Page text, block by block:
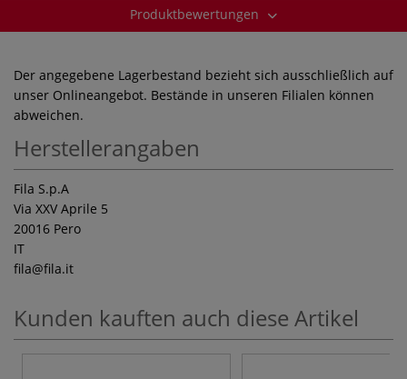
Produktbewertungen
Der angegebene Lagerbestand bezieht sich ausschließlich auf
unser Onlineangebot. Bestände in unseren Filialen können
abweichen.
Herstellerangaben
Fila S.p.A
Via XXV Aprile 5
20016 Pero
IT
fila@fila.it
Kunden kauften auch diese Artikel